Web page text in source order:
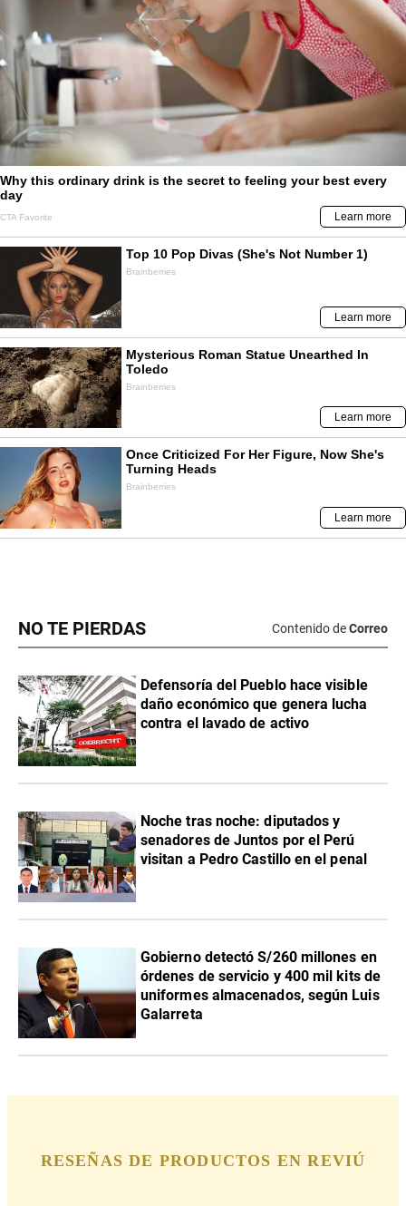
NO TE PIERDAS Contenido deCorreo
Defensoría del Pueblo hace visible
daño económico que genera lucha
contra el lavado de activo
Noche tras noche: diputados y
senadores de Juntos por el Perú
visitan a Pedro Castillo en el penal
Gobierno detectó S/260 millones en
órdenes de servicio y 400 mil kits de
uniformes almacenados, según Luis
Galarreta